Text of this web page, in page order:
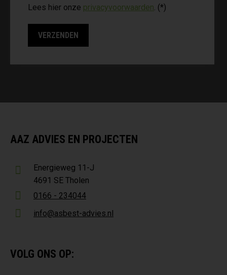
Lees hier onze privacyvoorwaarden. (*)
AAZ ADVIES EN PROJECTEN
Energieweg 11-J
4691 SE Tholen
0166 - 234044
info@asbest-advies.nl
VOLG ONS OP: